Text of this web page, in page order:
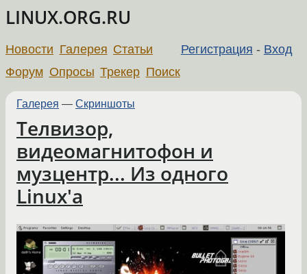
LINUX.ORG.RU
Регистрация - Вход
Новости Галерея Статьи
Форум Опросы Трекер Поиск
Галерея — Скриншоты
Телвизор,
видеомагнитофон и
музцентр... Из одного
Linux'а